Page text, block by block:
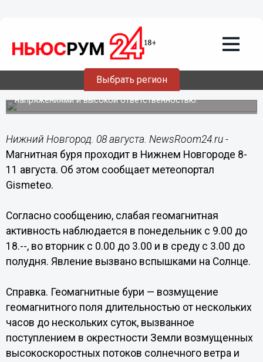
Выбрать регион
Магнитная буря проходит в Нижнем
Новгороде 8-11 августа
Явление опасно для людей, работа и жизнь которых
связана с длительными нервно-психическими
напряжениями и высокой ответственностью.
Нижний Новгород. 08 августа. NewsRoom24.ru -
Магнитная буря проходит в Нижнем Новгороде 8-
11 августа. Об этом сообщает метеопортал
Gismeteo.
Согласно сообщению, слабая геомагнитная
активность наблюдается в понедельник с 9.00 до
18.--, во вторник с 0.00 до 3.00 и в среду с 3.00 до
полудня. Явление вызвано вспышками на Солнце.
Справка. Геомагнитные бури — возмущение
геомагнитного поля длительностью от нескольких
часов до нескольких суток, вызванное
поступлением в окрестности Земли возмущенных
высокоскоростных потоков солнечного ветра и